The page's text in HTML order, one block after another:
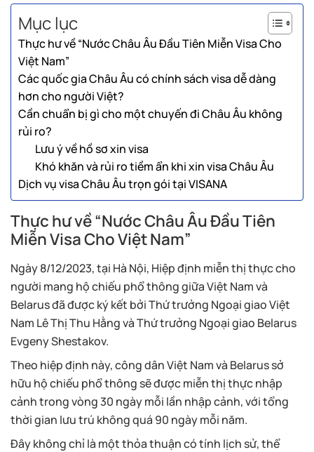
Mục lục
Thực hư về “Nước Châu Âu Đầu Tiên Miễn Visa Cho
Việt Nam”
Các quốc gia Châu Âu có chính sách visa dễ dàng
hơn cho người Việt?
Cần chuẩn bị gì cho một chuyến đi Châu Âu không
rủi ro?
Lưu ý về hồ sơ xin visa
Khó khăn và rủi ro tiềm ẩn khi xin visa Châu Âu
Dịch vụ visa Châu Âu trọn gói tại VISANA
Thực hư về “Nước Châu Âu Đầu Tiên
Miễn Visa Cho Việt Nam”
Ngày 8/12/2023, tại Hà Nội, Hiệp định miễn thị thực cho
người mang hộ chiếu phổ thông giữa Việt Nam và
Belarus đã được ký kết bởi Thứ trưởng Ngoại giao Việt
Nam Lê Thị Thu Hằng và Thứ trưởng Ngoại giao Belarus
Evgeny Shestakov.
Theo hiệp định này, công dân Việt Nam và Belarus sở
hữu hộ chiếu phổ thông sẽ được miễn thị thực nhập
cảnh trong vòng 30 ngày mỗi lần nhập cảnh, với tổng
thời gian lưu trú không quá 90 ngày mỗi năm.
Đây không chỉ là một thỏa thuận có tính lịch sử, thể